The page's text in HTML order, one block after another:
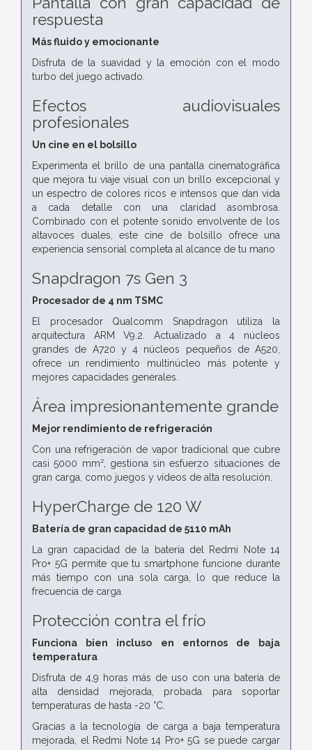
respuesta
Más fluido y emocionante
Disfruta de la suavidad y la emoción con el modo
turbo del juego activado.
Efectos audiovisuales
profesionales
Un cine en el bolsillo
Experimenta el brillo de una pantalla cinematográfica
que mejora tu viaje visual con un brillo excepcional y
un espectro de colores ricos e intensos que dan vida
a cada detalle con una claridad asombrosa.
Combinado con el potente sonido envolvente de los
altavoces duales, este cine de bolsillo ofrece una
experiencia sensorial completa al alcance de tu mano
Snapdragon 7s Gen 3
Procesador de 4 nm TSMC
El procesador Qualcomm Snapdragon utiliza la
arquitectura ARM V9.2. Actualizado a 4 núcleos
grandes de A720 y 4 núcleos pequeños de A520,
ofrece un rendimiento multinúcleo más potente y
mejores capacidades generales.
Área impresionantemente grande
Mejor rendimiento de refrigeración
Con una refrigeración de vapor tradicional que cubre
casi 5000 mm², gestiona sin esfuerzo situaciones de
gran carga, como juegos y vídeos de alta resolución.
HyperCharge de 120 W
Batería de gran capacidad de 5110 mAh
La gran capacidad de la batería del Redmi Note 14
Pro+ 5G permite que tu smartphone funcione durante
más tiempo con una sola carga, lo que reduce la
frecuencia de carga.
Protección contra el frío
Funciona bien incluso en entornos de baja
temperatura
Disfruta de 4,9 horas más de uso con una batería de
alta densidad mejorada, probada para soportar
temperaturas de hasta -20 °C.
Gracias a la tecnología de carga a baja temperatura
mejorada, el Redmi Note 14 Pro+ 5G se puede cargar